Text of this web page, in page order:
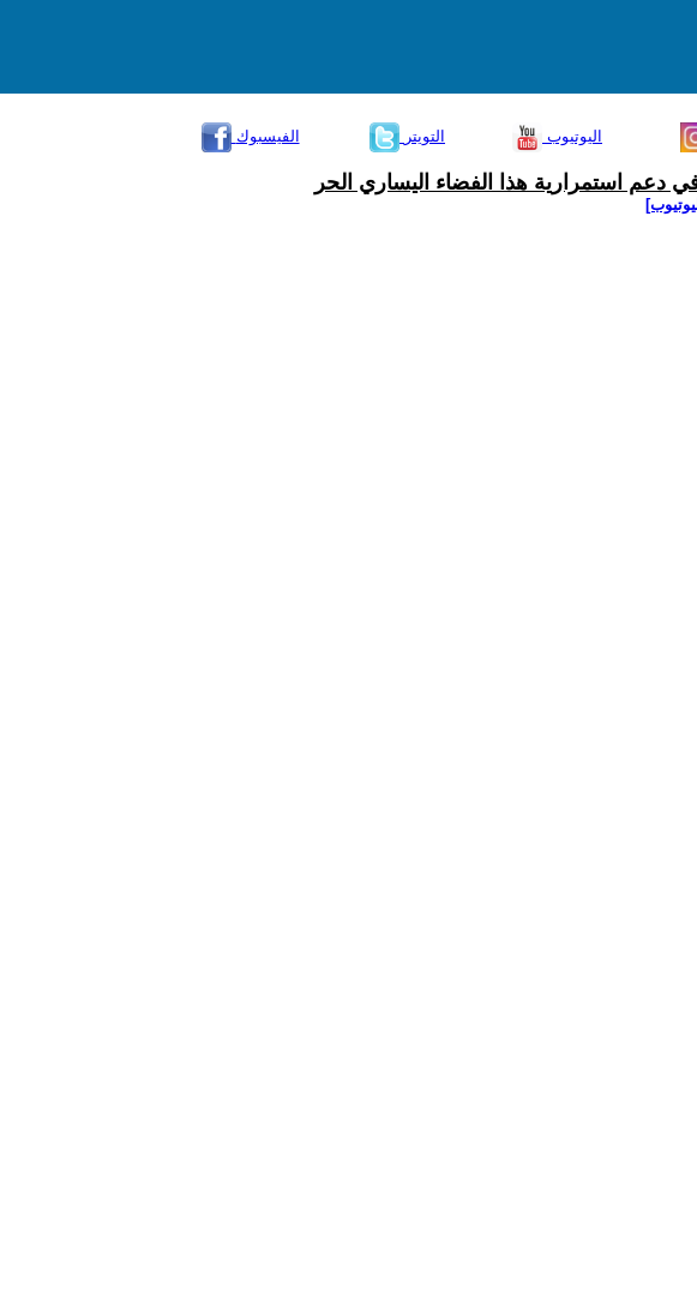
الفيسبوك
التويتر اليوتيوب
دعم استمرارية هذا الفضاء اليساري الحر